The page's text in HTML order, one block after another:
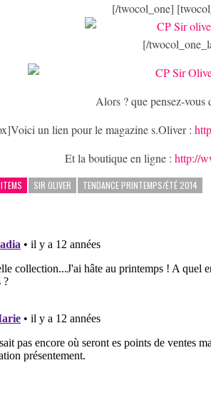
[/twocol_one]
[/
Alors ? que pensez-vous
un lien pour le magazine s.Oliver :
Et la boutique en ligne : http://
SIR OLIVER TENDANCE PRINTEMPS/ÉTÉ 2014